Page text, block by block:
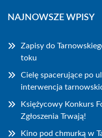
NAJNOWSZE WPISY
Zapisy do
toku
Cielę spacerujące po
interwencja
Księżycowy Konkurs
Zgłoszenia Trwają!
Kino pod chmurką w